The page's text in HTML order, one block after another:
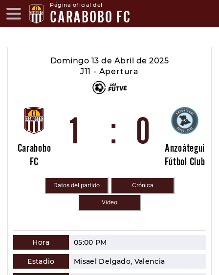
Página oficial del
CARABOBO FC
Domingo 13 de Abril de 2025
J11 - Apertura
Carabobo
FC
1 : 0
Anzoátegui
Fútbol Club
Datos del partido Crónica
Video
Hora 05:00 PM
Estadio Misael Delgado, Valencia